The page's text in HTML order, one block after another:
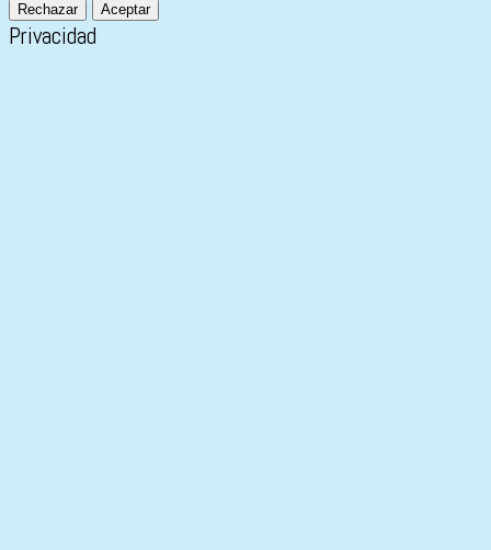
Rechazar Aceptar
Privacidad